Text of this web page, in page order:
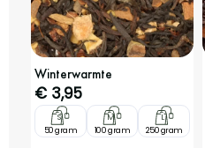
Winterwarmte
€ 3,95
S
50 gram
M
100 gram
L
250 gram